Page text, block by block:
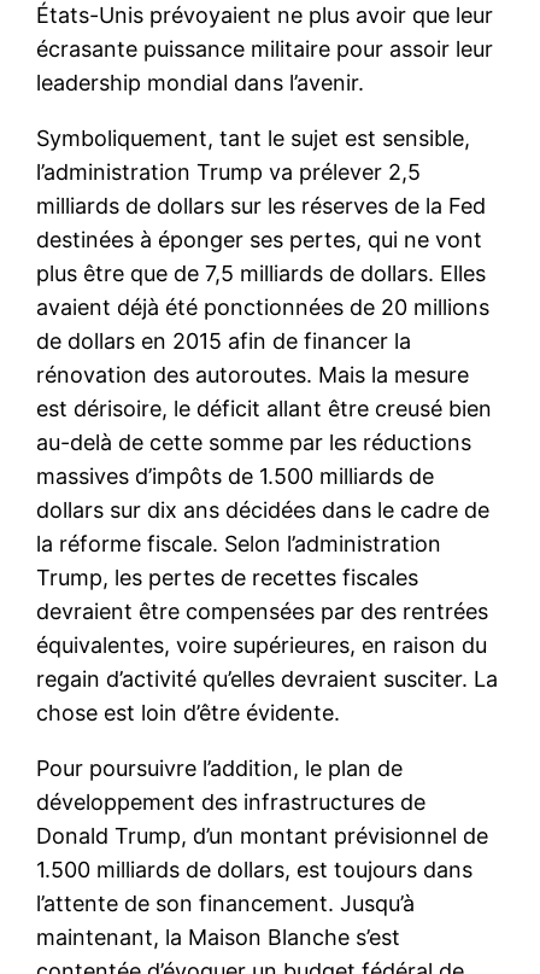
États-Unis prévoyaient ne plus avoir que leur
écrasante puissance militaire pour assoir leur
leadership mondial dans l’avenir.
Symboliquement, tant le sujet est sensible,
l’administration Trump va prélever 2,5
milliards de dollars sur les réserves de la Fed
destinées à éponger ses pertes, qui ne vont
plus être que de 7,5 milliards de dollars. Elles
avaient déjà été ponctionnées de 20 millions
de dollars en 2015 afin de financer la
rénovation des autoroutes. Mais la mesure
est dérisoire, le déficit allant être creusé bien
au-delà de cette somme par les réductions
massives d’impôts de 1.500 milliards de
dollars sur dix ans décidées dans le cadre de
la réforme fiscale. Selon l’administration
Trump, les pertes de recettes fiscales
devraient être compensées par des rentrées
équivalentes, voire supérieures, en raison du
regain d’activité qu’elles devraient susciter. La
chose est loin d’être évidente.
Pour poursuivre l’addition, le plan de
développement des infrastructures de
Donald Trump, d’un montant prévisionnel de
1.500 milliards de dollars, est toujours dans
l’attente de son financement. Jusqu’à
maintenant, la Maison Blanche s’est